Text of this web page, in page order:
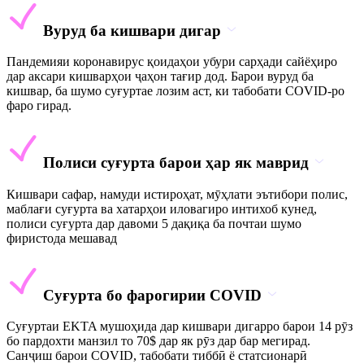
Вуруд ба кишвари дигар
Пандемияи коронавирус қоидаҳои убури сарҳади сайёҳиро
дар аксари кишварҳои ҷаҳон тағир дод. Барои вуруд ба
кишвар, ба шумо суғуртае лозим аст, ки табобати COVID-ро
фаро гирад.
Полиси суғурта барои ҳар як маврид
Кишвари сафар, намуди истироҳат, мӯҳлати эътибори полис,
маблағи суғурта ва хатарҳои иловагиро интихоб кунед,
полиси суғурта дар давоми 5 дақиқа ба почтаи шумо
фиристода мешавад
Суғурта бо фарогирии COVID
Суғуртаи EKTA мушоҳида дар кишвари дигарро барои 14 рӯз
бо пардохти манзил то 70$ дар як рӯз дар бар мегирад.
Санҷиш барои COVID, табобати тиббӣ ё статсионарӣ